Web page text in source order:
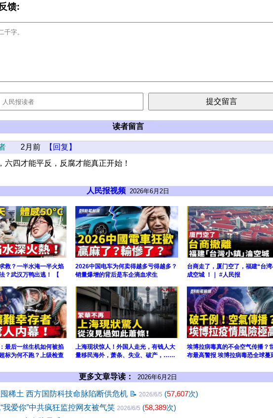
馈:
读者留言
2月前
【回复】
六四才能平反，反腐才能真正开始！
人民报视频 2026年6月2日
救？一半水淹一半火焰
？武汉万鸭出逃！ 【
2026中国电车为何卖得越多亏得越多？
销量爆增的背后是车企滴血求生
台商走了，厦门空了，福建“台湾
成空城 ！｜ #人民报
最后一丝生机如何被掐
标为何不跑？上级检查
上海现状惊人！外国人走光，有钱人大
量移民海外，萧条、失业、破产，……
埃博拉病毒真的不会空气传播？
布最高警报 埃博拉病毒恐全球蔓
更多文章导读： 2026年6月2日
稀土 西方国防科技命脉陷断供危机 📝 2026/6/5 (57,607次)
我爱你”中共疯狂监控网友被气笑 2026/6/5 (58,389次)